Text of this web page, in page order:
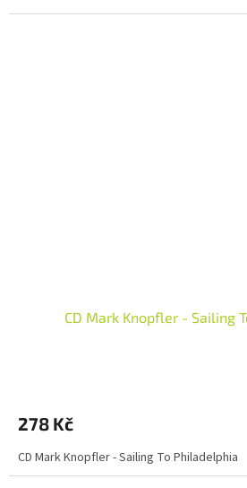
CD Mark Knopfler - Sailing
278 Kč
CD Mark Knopfler - Sailing To Philadelphia